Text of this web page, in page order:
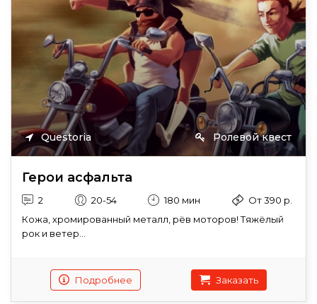
Questoria Ролевой квест
Герои асфальта
2 20-54 180 мин
От 390 р.
Кожа, хромированный металл, рёв моторов! Тяжёлый
рок и ветер...
Подробнее Заказать